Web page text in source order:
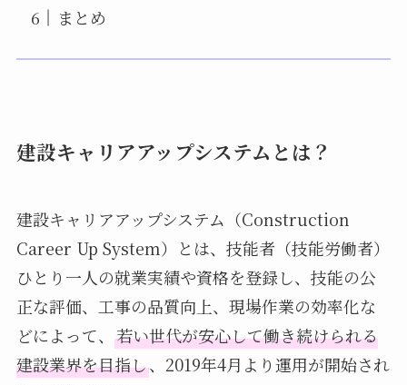
まとめ
建設キャリアアップシステムとは？
建設キャリアアップシステム（Construction
Career Up System）とは、技能者（技能労働者）
ひとり一人の就業実績や資格を登録し、技能の公
正な評価、工事の品質向上、現場作業の効率化な
どによって、 若い世代が安心して働き続けられる
建設業界を目指し、2019年4月より運用が開始され